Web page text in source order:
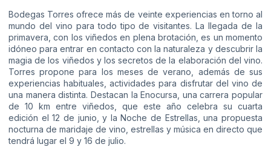
Bodegas Torres ofrece más de veinte experiencias en torno al
mundo del vino para todo tipo de visitantes. La llegada de la
primavera, con los viñedos en plena brotación, es un momento
idóneo para entrar en contacto con la naturaleza y descubrir la
magia de los viñedos y los secretos de la elaboración del vino.
Torres propone para los meses de verano, además de sus
experiencias habituales, actividades para disfrutar del vino de
una manera distinta. Destacan la Enocursa, una carrera popular
de 10 km entre viñedos, que este año celebra su cuarta
edición el 12 de junio, y la Noche de Estrellas, una propuesta
nocturna de maridaje de vino, estrellas y música en directo que
tendrá lugar el 9 y 16 de julio.